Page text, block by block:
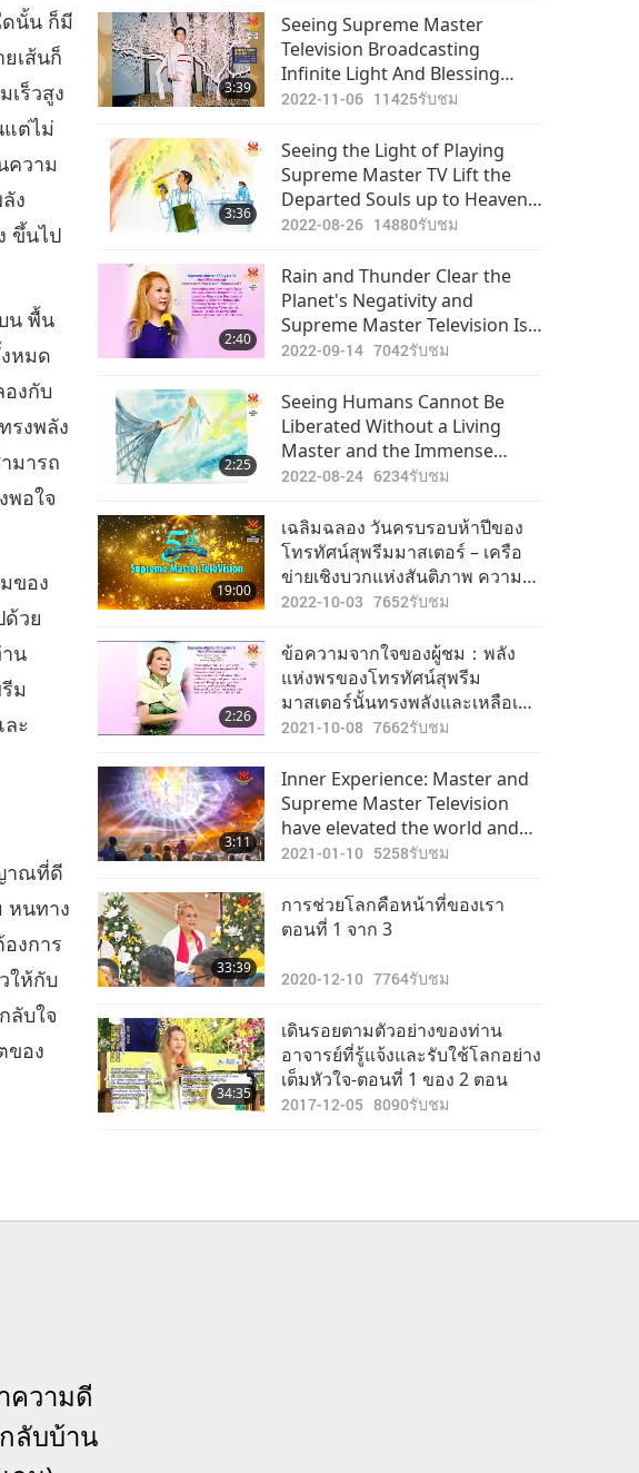
ดนั้น ก็มี
เส้นก็
ร็วสูง
แต่ไม่
ความ
ง
ขึ้นไป
น พื้น
หมด
งกับ
รงพลัง
มารถ
พอใจ
ของ
วย
น
ม
ะ
าณที่ดี
หนทาง
งการ
ให้กับ
ลับใจ
ของ
3:39
Seeing Supreme Master
Television Broadcasting
Infinite Light And Blessing
Every Corner of the World
2022-11-06 11425รับชม
3:36
Seeing the Light of Playing
Supreme Master TV Lift the
Departed Souls up to Heaven
and Uplift the Energy Level of
2022-08-26 14880รับชม
2:40
Rain and Thunder Clear the
Planet's Negativity and
Supreme Master Television Is
Similar, a Tool to Purify and
2022-09-14 7042รับชม
2:25
Seeing Humans Cannot Be
Liberated Without a Living
Master and the Immense
Blessings from Helping with
2022-08-24 6234รับชม
19:00
เฉลิมฉลอง วันครบรอบห้าปีของ
โทรทัศน์สุพรีมมาสเตอร์ – เครือ
ข่ายเชิงบวกแห่งสันติภาพ ความ
รัก และวิถีวีแกน
2022-10-03 7652รับชม
2:26
ข้อความจากใจของผู้ชม：พลัง
แห่งพรของโทรทัศน์สุพรีม
มาสเตอร์นั้นทรงพลังและเหลือเชื่อ
มาก
2021-10-08 7662รับชม
3:11
Inner Experience: Master and
Supreme Master Television
have elevated the world and
humankind is gradually
2021-01-10 5258รับชม
33:39
การช่วยโลกคือหน้าที่ของเรา
ตอนที่ 1 จาก 3
2020-12-10 7764รับชม
34:35
เดินรอยตามตัวอย่างของท่าน
อาจารย์ที่รู้แจ้งและรับใช้โลกอย่าง
เต็มหัวใจ-ตอนที่ 1 ของ 2 ตอน
2017-12-05 8090รับชม
ความดี
ลับบ้าน